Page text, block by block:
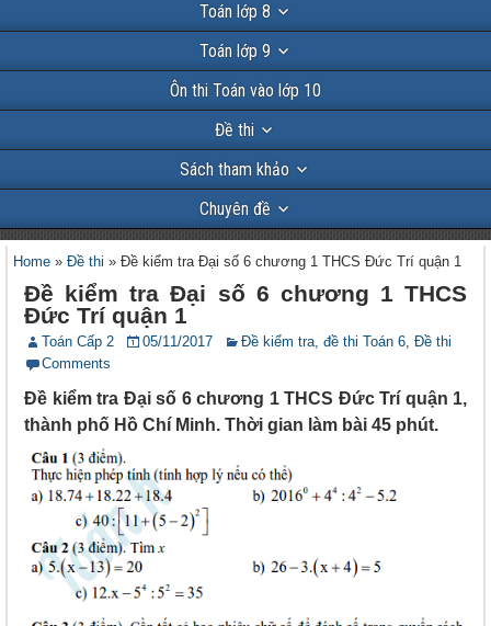
Toán lớp 8
Toán lớp 9
Ôn thi Toán vào lớp 10
Đề thi
Sách tham khảo
Chuyên đề
Home » Đề thi » Đề kiểm tra Đại số 6 chương 1 THCS Đức Trí quận 1
Đề kiểm tra Đại số 6 chương 1 THCS
Đức Trí quận 1
Toán Cấp 2 05/11/2017 Đề kiểm tra, đề thi Toán 6, Đề thi
Comments
Đề kiểm tra Đại số 6 chương 1 THCS Đức Trí quận 1,
thành phố Hồ Chí Minh. Thời gian làm bài 45 phút.